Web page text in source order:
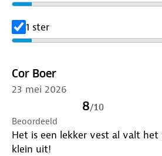
1 ster
Cor Boer
23 mei 2026
8/10
Beoordeeld
Het is een lekker vest al valt het
klein uit!